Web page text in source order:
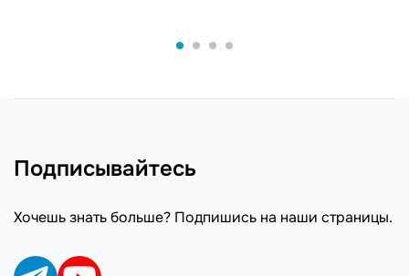
Подписывайтесь
Хочешь знать больше? Подпишись на наши страницы.